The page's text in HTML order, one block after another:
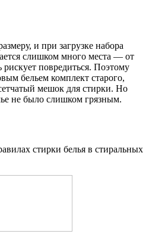
и при загрузке набора
слишком много места — от
повредиться. Поэтому
бельем комплект старого,
мешок для стирки. Но
не было слишком грязным.
стирки белья в стиральных